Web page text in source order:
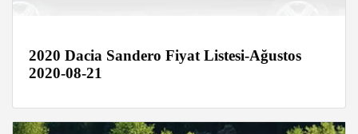
2020 Dacia Sandero Fiyat Listesi-Ağustos
2020-08-21